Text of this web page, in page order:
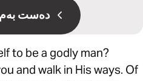
دەست بەم
to be a godly man?
and walk in His ways. Of